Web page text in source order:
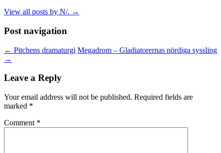
View all posts by N/. →
Post navigation
← Pitchens dramaturgi Megadrom – Gladiatorernas nördiga syssling
→
Leave a Reply
Your email address will not be published. Required fields are
marked *
Comment *